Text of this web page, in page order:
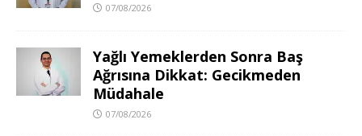
07/08/2026
Yağlı Yemeklerden Sonra Baş
Ağrısına Dikkat: Gecikmeden
Müdahale
07/08/2026